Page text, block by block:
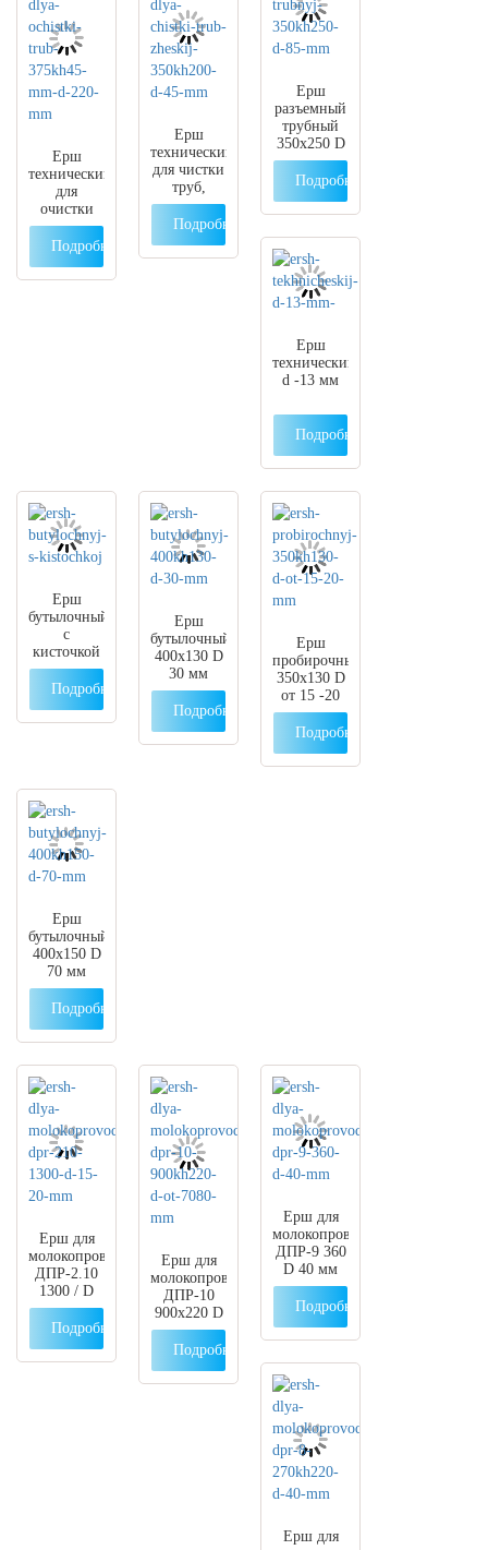
Ерш
технический
для
очистки
труб
375х45 мм
Подробнее
Ерш
технический
для чистки
труб,
жеский
350х200 D
Подробнее
Ерш
разъемный
трубный
350х250 D
85 мм
Подробнее
Ерш
технический
d -13 мм
Подробнее
Ерш
бутылочный
с
кисточкой
Подробнее
Ерш
бутылочный
400х130 D
30 мм
Подробнее
Ерш
пробирочный
350х130 D
от 15 -20
мм
Подробнее
Ерш
бутылочный
400х150 D
70 мм
Подробнее
Ерш для
молокопроводов
ДПР-2.10
1300 / D
15-20 мм
Подробнее
Ерш для
молокопроводов
ДПР-10
900х220 D
от 70/80
мм
Подробнее
Ерш для
молокопроводов
ДПР-9 360
D 40 мм
Подробнее
Ерш для